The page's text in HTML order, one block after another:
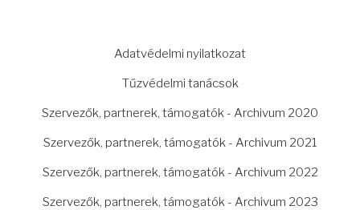
Adatvédelmi nyilatkozat
Tűzvédelmi tanácsok
Szervezők, partnerek, támogatók - Archivum 2020
Szervezők, partnerek, támogatók - Archivum 2021
Szervezők, partnerek, támogatók - Archivum 2022
Szervezők, partnerek, támogatók - Archivum 2023